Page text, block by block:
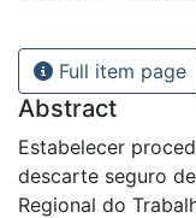
Full item page
Abstract
Estabelecer
descarte seguro
Regional do